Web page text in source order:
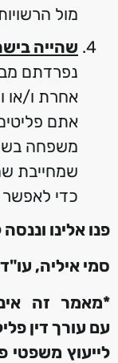
מול
שהייה
נפרדתם
אחרת ו/או
אתם
משפחה
שמחייבת
כדי לאפשר
פנו אלינו
סמי איליה, עו"ד
*מאמר זה
עם עורך דין
לייעוץ משפטי